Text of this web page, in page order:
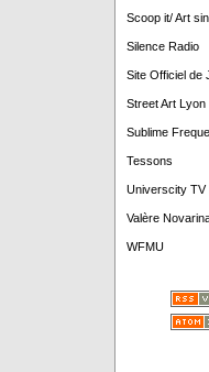
Scoop it/ Art
Silence Radio
Site Officiel de
Street Art Lyon
Sublime
Tessons
Universcity TV
Valère
WFMU